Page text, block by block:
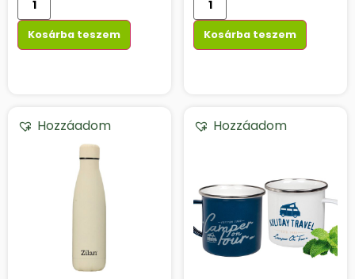
Kosárba teszem Kosárba teszem
Hozzáadom Hozzáadom